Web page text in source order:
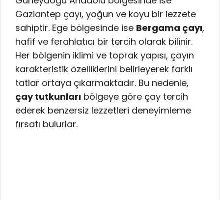
Gaziantep çayı, yoğun ve koyu bir lezzete
sahiptir. Ege bölgesinde ise Bergama çayı,
hafif ve ferahlatıcı bir tercih olarak bilinir.
Her bölgenin iklimi ve toprak yapısı, çayın
karakteristik özelliklerini belirleyerek farklı
tatlar ortaya çıkarmaktadır. Bu nedenle,
çay tutkunları bölgeye göre çay tercih
ederek benzersiz lezzetleri deneyimleme
fırsatı bulurlar.